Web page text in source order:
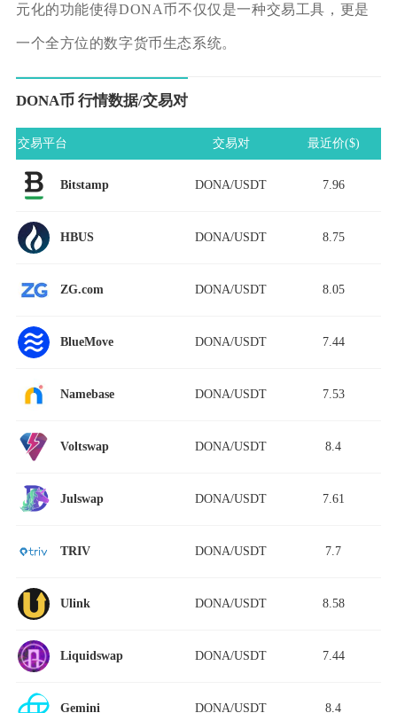
元化的功能使得DONA币不仅仅是一种交易工具，更是
一个全方位的数字货币生态系统。
DONA币 行情数据/交易对
交易平台 交易对 最近价($)
Bitstamp DONA/USDT 7.96
HBUS DONA/USDT 8.75
ZG.com DONA/USDT 8.05
BlueMove DONA/USDT 7.44
Namebase DONA/USDT 7.53
Voltswap DONA/USDT 8.4
Julswap DONA/USDT 7.61
TRIV DONA/USDT 7.7
Ulink DONA/USDT 8.58
Liquidswap DONA/USDT 7.44
Gemini DONA/USDT 8.4